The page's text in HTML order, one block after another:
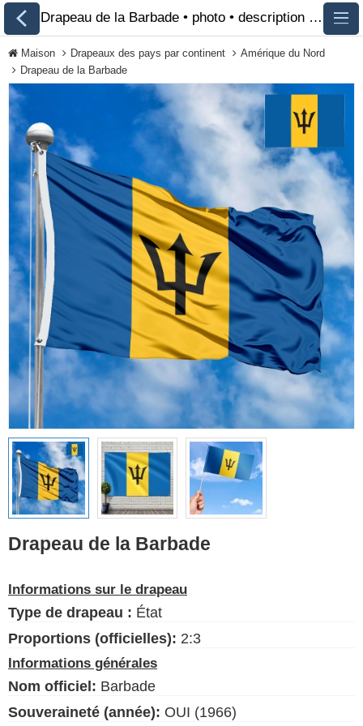
Tous les drapeaux
Drapeaux des pays
par continent
Drapeaux des
organisations
Drapeaux de la
communauté LGBT
Drapeaux historiques
Drapeaux ethniques
Drapeaux des États-
Unis (États)
Langue Français
Blog
S'il vous plaît, aidez à soutenir
ce site en faisant un petit don
Drapeau de la Barbade • photo • description 🏁 FlagsSite.com
Maison Drapeaux des pays par continent
Amérique du Nord
Drapeau de la Barbade
Drapeau de la Barbade
Informations sur le drapeau
Type de drapeau : État
Proportions (officielles): 2:3
Informations générales
Nom officiel: Barbade
Souveraineté (année): OUI (1966)